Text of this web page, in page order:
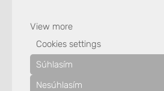
View more
Cookies settings
Súhlasím
Nesúhlasím